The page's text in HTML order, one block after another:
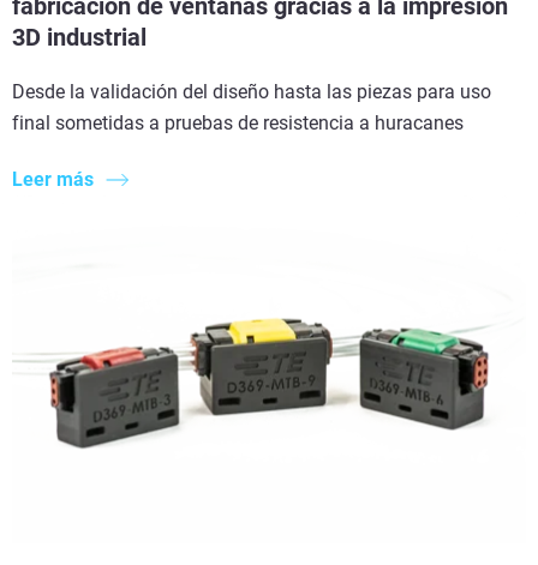
fabricación de ventanas gracias a la impresión
3D industrial
Desde la validación del diseño hasta las piezas para uso
final sometidas a pruebas de resistencia a huracanes
Leer más